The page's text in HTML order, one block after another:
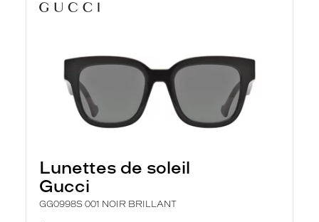
Lunettes de soleil
Gucci
GG0998S 001 NOIR BRILLANT